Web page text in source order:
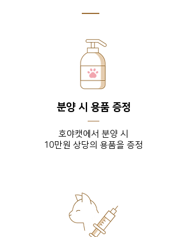
분양 시 용품 증정
호야캣에서 분양 시
10만원 상당의 용품을 증정